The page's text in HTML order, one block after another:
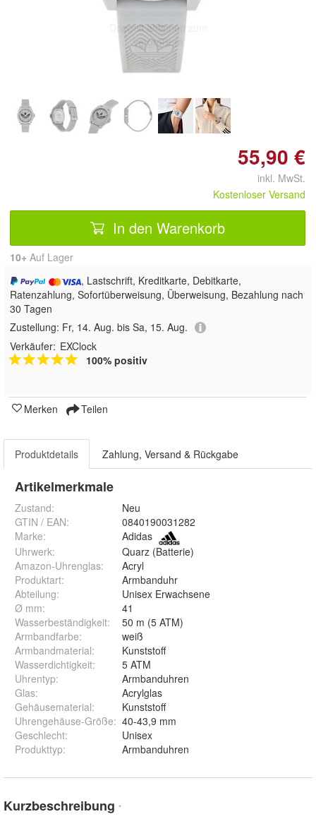
Doppelt antippen zum
vergrößern
55,90 €
inkl. MwSt.
Kostenloser Versand
In den Warenkorb
10+ Auf Lager
, Lastschrift, Kreditkarte, Debitkarte,
Ratenzahlung, Sofortüberweisung, Überweisung, Bezahlung nach
30 Tagen
Zustellung: Fr, 14. Aug. bis Sa, 15. Aug.
Verkäufer: EXClock
100% positiv
Merken Teilen
Produktdetails Zahlung, Versand & Rückgabe
Artikelmerkmale
Zustand:
Neu
GTIN / EAN:
0840190031282
Marke:
Adidas
Uhrwerk:
Quarz (Batterie)
Amazon-Uhrenglas:
Acryl
Produktart:
Armbanduhr
Abteilung:
Unisex Erwachsene
Ø mm:
41
Wasserbeständigkeit:
50 m (5 ATM)
Armbandfarbe:
weiß
Armbandmaterial:
Kunststoff
Wasserdichtigkeit:
5 ATM
Uhrentyp:
Armbanduhren
Glas:
Acrylglas
Gehäusematerial:
Kunststoff
Uhrengehäuse-Größe: 40-43,9 mm
Geschlecht:
Unisex
Produkttyp: Armbanduhren
Kurzbeschreibung *